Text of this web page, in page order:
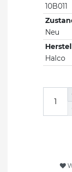
10B011
Neu
Halco